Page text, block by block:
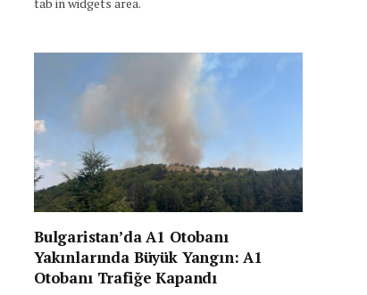
Bulgaristan’da A1 Otobanı
Yakınlarında Büyük Yangın: A1
Otobanı Trafiğe Kapandı